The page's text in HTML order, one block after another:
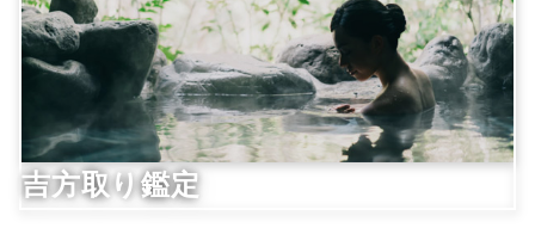
吉方取り鑑定